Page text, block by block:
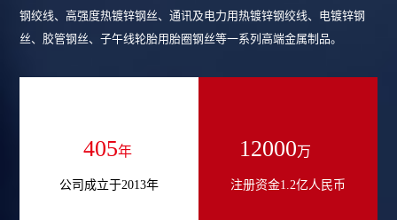
钢绞线、高强度热镀锌钢丝、通讯及电力用热镀锌钢绞线、电镀锌钢
丝、胶管钢丝、子午线轮胎用胎圈钢丝等一系列高端金属制品。
544年
公司成立于2013年
12000万
注册资金1.2亿人民币